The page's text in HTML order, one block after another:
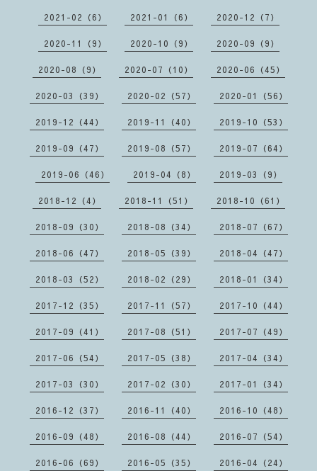
2021-02（6） 2021-01（6） 2020-12（7）
2020-11（9） 2020-10（9） 2020-09（9）
2020-08（9） 2020-07（10） 2020-06（45）
2020-03（39） 2020-02（57） 2020-01（56）
2019-12（44） 2019-11（40） 2019-10（53）
2019-09（47） 2019-08（57） 2019-07（64）
2019-06（46） 2019-04（8） 2019-03（9）
2018-12（4） 2018-11（51） 2018-10（61）
2018-09（30） 2018-08（34） 2018-07（67）
2018-06（47） 2018-05（39） 2018-04（47）
2018-03（52） 2018-02（29） 2018-01（34）
2017-12（35） 2017-11（57） 2017-10（44）
2017-09（41） 2017-08（51） 2017-07（49）
2017-06（54） 2017-05（38） 2017-04（34）
2017-03（30） 2017-02（30） 2017-01（34）
2016-12（37） 2016-11（40） 2016-10（48）
2016-09（48） 2016-08（44） 2016-07（54）
2016-06（69） 2016-05（35） 2016-04（24）